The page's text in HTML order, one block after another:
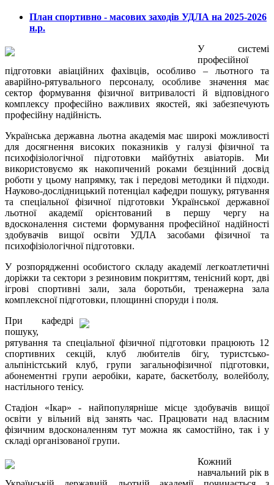
План спортивно - масових заходів УДЛА на 2025-2026
н.р.
У системі
професійної
підготовки авіаційних фахівців, особливо – льотного та
аварійно-рятувального персоналу, особливе значення має
сектор формування фізичної витривалості й відповідного
комплексу професійно важливих якостей, які забезпечують
професійну надійність.
Українська державна льотна академія має широкі можливості
для досягнення високих показників у галузі фізичної та
психофізіологічної підготовки майбутніх авіаторів. Ми
використовуємо як накопичений роками безцінний досвід
роботи у цьому напрямку, так і передові методики й підходи.
Науково-дослідницький потенціал кафедри пошуку, рятування
та спеціальної фізичної підготовки Української державної
льотної академії орієнтований в першу чергу на
вдосконалення системи формування професійної надійності
здобувачів вищої освіти УДЛА засобами фізичної та
психофізіологічної підготовки.
У розпорядженні особистого складу академії легкоатлетичні
доріжки та сектори з резиновим покриттям, тенісний корт, дві
ігрові спортивні зали, зала боротьби, тренажерна зала
комплексної підготовки, площинні споруди і поля.
При кафедрі
пошуку,
рятування та спеціальної фізичної підготовки працюють 12
спортивних секцій, клуб любителів бігу, туристсько-
альпіністський клуб, групи загальнофізичної підготовки,
абонементні групи аеробіки, карате, баскетболу, волейболу,
настільного тенісу.
Стадіон «Ікар» - найпопулярніше місце здобувачів вищої
освіти у вільний від занять час. Працювати над власним
фізичним вдосконаленням тут можна як самостійно, так і у
складі організованої групи.
Кожний
навчальний рік в